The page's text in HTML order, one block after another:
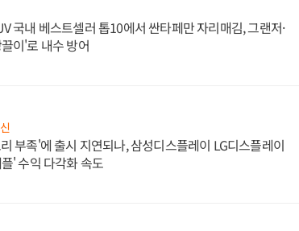
국내 베스트셀러 톱10에서 싼타페만 자리매김, 그랜저·
이'로 내수 방어
부족'에 출시 지연되나, 삼성디스플레이 LG디스플레이
' 수익 다각화 속도